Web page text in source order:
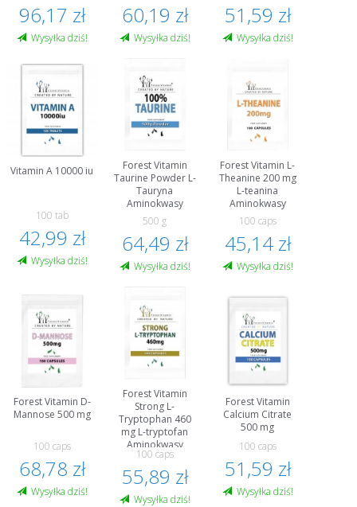
96,17 zł
Wysyłka dziś!
60,19 zł
Wysyłka dziś!
51,59 zł
Wysyłka dziś!
Vitamin A 10000 iu
100 tab
42,99 zł
Wysyłka dziś!
Forest Vitamin
Taurine Powder L-
Tauryna
Aminokwasy
500 g
64,49 zł
Wysyłka dziś!
Forest Vitamin L-
Theanine 200 mg
L-teanina
Aminokwasy
100 caps
45,14 zł
Wysyłka dziś!
Forest Vitamin D-
Mannose 500 mg
100 caps
68,78 zł
Wysyłka dziś!
Forest Vitamin
Strong L-
Tryptophan 460
mg L-tryptofan
Aminokwasy
100 caps
55,89 zł
Wysyłka dziś!
Forest Vitamin
Calcium Citrate
500 mg
100 caps
51,59 zł
Wysyłka dziś!